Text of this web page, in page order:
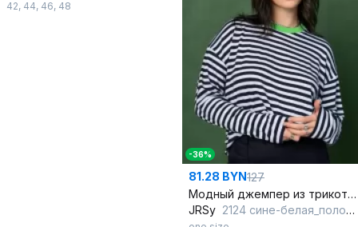
42, 44, 46, 48
-36%
81.28 BYN127
Модный джемпер из трикотажа и вискозы с полосами
JRSy 2124 сине-белая_полоса/зелень